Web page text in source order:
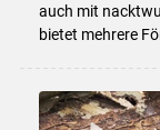
auch mit
bietet mehrere